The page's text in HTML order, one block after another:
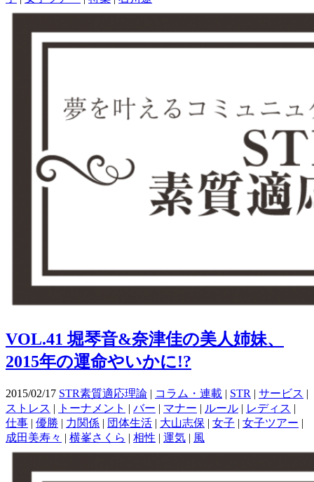
VOL.41 堀琴音&奈津佳の美人姉妹、
2015年の運命やいかに!?
2015/02/17 STR素質適応理論 | コラム・連載 | STR | サービス |
ストレス | トーナメント | バー | マナー | ルール | レディス |
仕事 | 優勝 | 力関係 | 団体生活 | 大山志保 | 女子 | 女子ツアー |
成田美寿々 | 横峯さくら | 相性 | 運気 | 風